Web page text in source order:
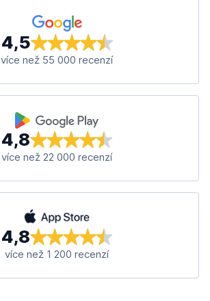
4,5
více než 55 000 recenzí
4,8
více než 22 000 recenzí
4,8
více než 1 200 recenzí